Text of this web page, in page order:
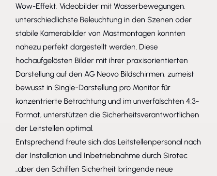
Wow-Effekt. Videobilder mit Wasserbewegungen,
unterschiedlichste Beleuchtung in den Szenen oder
stabile Kamerabilder von Mastmontagen konnten
nahezu perfekt dargestellt werden. Diese
hochaufgelösten Bilder mit ihrer praxisorientierten
Darstellung auf den AG Neovo Bildschirmen, zumeist
bewusst in Single-Darstellung pro Monitor für
konzentrierte Betrachtung und im unverfälschten 4:3-
Format, unterstützen die Sicherheitsverantwortlichen
der Leitstellen optimal.
Entsprechend freute sich das Leitstellenpersonal nach
der Installation und Inbetriebnahme durch Sirotec
„über den Schiffen Sicherheit bringende neue